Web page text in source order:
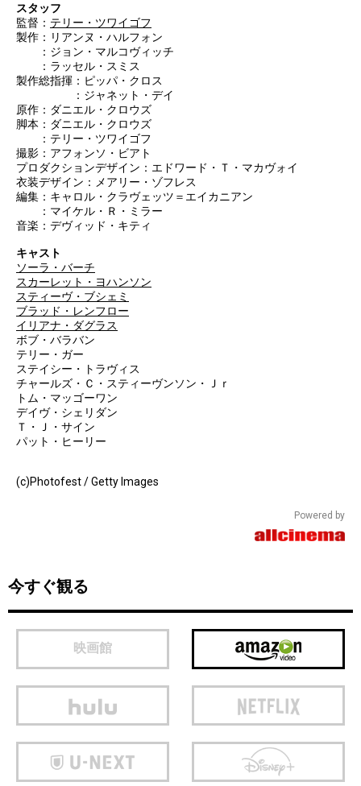
スタッフ
監督： テリー・ツワイゴフ
製作：リアンヌ・ハルフォン
：ジョン・マルコヴィッチ
：ラッセル・スミス
製作総指揮：ピッパ・クロス
：ジャネット・デイ
原作：ダニエル・クロウズ
脚本：ダニエル・クロウズ
：テリー・ツワイゴフ
撮影：アフォンソ・ビアト
プロダクションデザイン：エドワード・Ｔ・マカヴォイ
衣装デザイン：メアリー・ゾフレス
編集：キャロル・クラヴェッツ＝エイカニアン
：マイケル・Ｒ・ミラー
音楽：デヴィッド・キティ
キャスト
ソーラ・バーチ
スカーレット・ヨハンソン
スティーヴ・ブシェミ
ブラッド・レンフロー
イリアナ・ダグラス
ボブ・バラバン
テリー・ガー
ステイシー・トラヴィス
チャールズ・Ｃ・スティーヴンソン・Ｊｒ
トム・マッゴーワン
デイヴ・シェリダン
Ｔ・Ｊ・サイン
パット・ヒーリー
(c)Photofest / Getty Images
Powered by
今すぐ観る
映画館